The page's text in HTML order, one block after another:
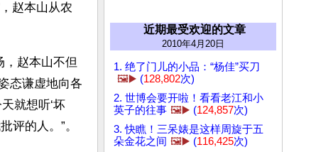
赵本山从农
，赵本山不但
态谦虚地向各
就想听‘坏
评的人。”。
近期最受欢迎的文章
2010年4月20日
1. 绝了门儿的小品：“杨佳”买刀
🖼️▶️ (128,802次)
2. 世博会要开啦！看看老江和小
英子的往事 🖼️▶️ (124,857次)
3. 快瞧！三呆婊是这样周旋于五
朵金花之间 🖼️▶️ (116,425次)